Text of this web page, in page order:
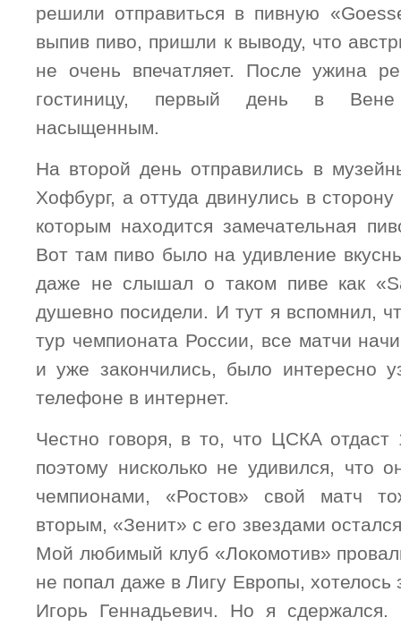
решили отправиться в пивную
выпив пиво, пришли к выводу, что
не очень впечатляет. После ужина
гостиницу, первый день в Вене
насыщенным.
На второй день отправились в
Хофбург, а оттуда двинулись в
которым находится замечательная
Вот там пиво было на удивление
даже не слышал о таком пиве как
душевно посидели. И тут я вспомнил,
тур чемпионата России, все матчи
и уже закончились, было интересно
телефоне в интернет.
Честно говоря, в то, что ЦСКА
поэтому нисколько не удивился, что
чемпионами, «Ростов» свой матч
вторым, «Зенит» с его звездами
Мой любимый клуб «Локомотив»
не попал даже в Лигу Европы, хотелось
Игорь Геннадьевич. Но я сдержался.